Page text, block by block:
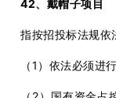
42、戴帽子项目
指按招投标法规依
（1）依法必须进